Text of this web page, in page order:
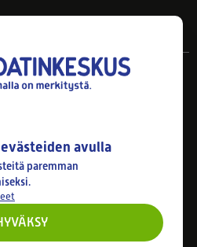
27.7.-21.8. klo 8-16
avulla
paremman